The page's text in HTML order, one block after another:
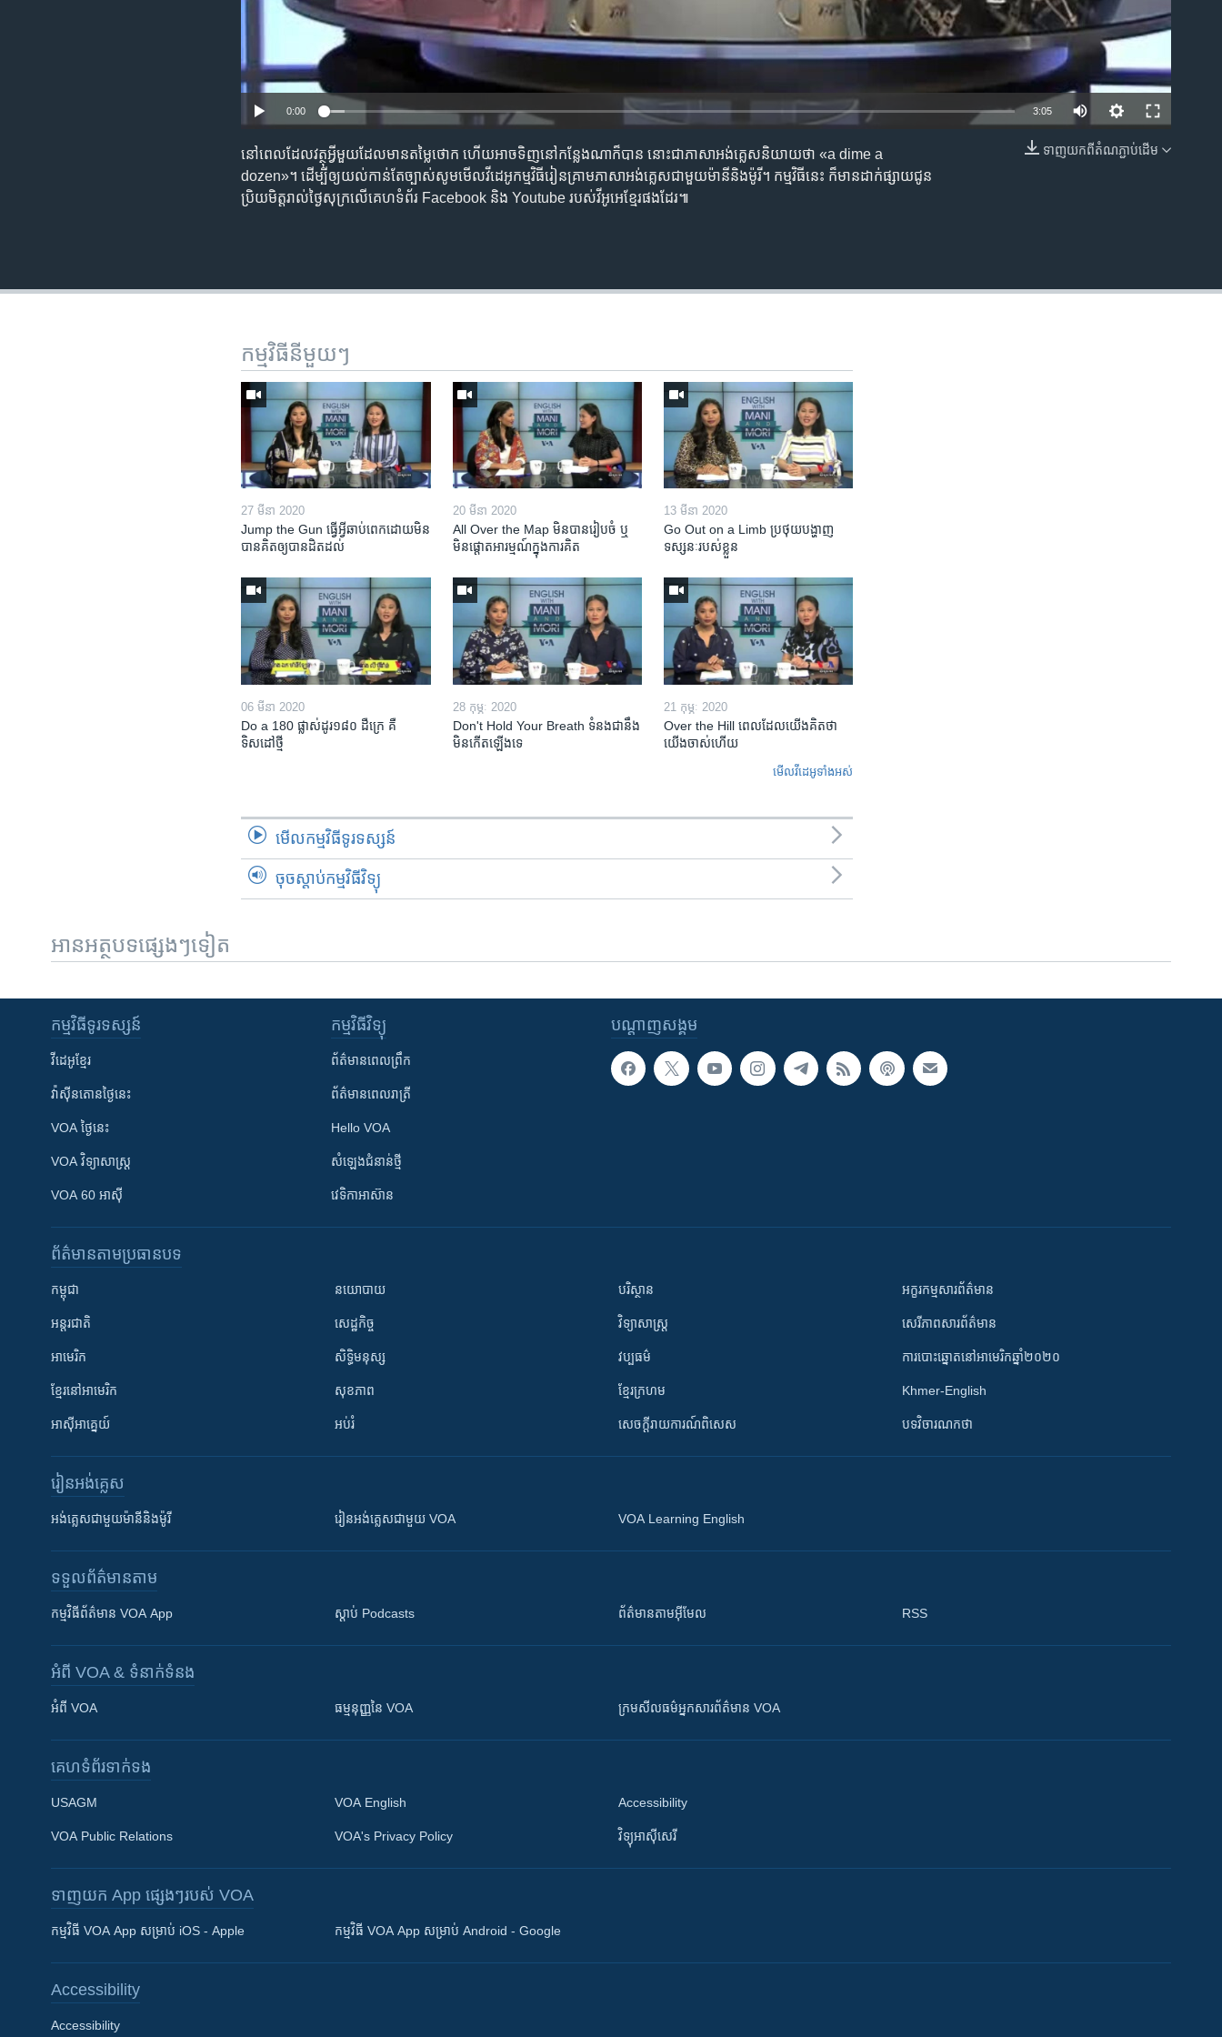
Khmer English
ភាសា
EMBED
0:00 3:05
ទាញ​យក​ពី​តំណភ្ជាប់​ដើម
នៅពេលដែល​វត្ថុ​អ្វី​មួយ​ដែល​មាន​តម្លៃ​ថោក ហើយ​អាច​ទិញ​នៅ​កន្លែង​ណា​ក៏បាន នោះ​ជា​ភាសា​អង់គ្លេស​និយាយ​ថា «a dime a
dozen»។ ដើម្បី​ឲ្យ​យល់​កាន់តែ​ច្បាស់​សូម​មើល​វីដេអូ​កម្មវិធី​រៀន​គ្រាម​ភាសា​អង់គ្លេស​ជាមួយ​ម៉ានី​និង​ម៉ូរី។ កម្មវិធី​នេះ ក៏​មាន​ដាក់​ផ្សាយ​ជូន​
ប្រិយមិត្ត​រាល់​ថ្ងៃសុក្រ​លើ​គេហទំព័រ Facebook និង Youtube របស់​វីអូអេ​ខ្មែរ​ផងដែរ៕
កម្មវិធី​នីមួយៗ
27 មីនា 2020
Jump the Gun ធ្វើ​អ្វី​ឆាប់ពេក​ដោយ​មិន​
បាន​គិត​ឲ្យ​បាន​ដិតដល់
20 មីនា 2020
All Over the Map មិន​បាន​រៀបចំ ឬ
មិន​ផ្តោត​អារម្មណ៍​ក្នុងការ​គិត
13 មីនា 2020
Go Out on a Limb ប្រថុយ​បង្ហាញ​
ទស្សនៈ​របស់​ខ្លួន
06 មីនា 2020
Do a 180 ផ្លាស់ដូរ១៨០ ដឺក្រេ គឺ
ទិសដៅថ្មី
28 កុម្ភៈ 2020
Don't Hold Your Breath ទំនងជា​នឹង​
មិន​កើត​ឡើង​ទេ
21 កុម្ភៈ 2020
Over the Hill ពេល​ដែល​យើង​គិត​ថា
យើង​ចាស់​ហើយ
មើល​វីដេអូ​ទាំង​អស់
មើល​កម្មវិធី​ទូរទស្សន៍
ចុចស្តាប់កម្មវិធីវិទ្យុ
អានអត្ថបទផ្សេងៗទៀត
បណ្តាញ​សង្គម
កម្មវិធី​ទូរទស្សន៍
វីដេអូ​ខ្មែរ
វ៉ាស៊ីនតោន​ថ្ងៃ​នេះ
VOA ថ្ងៃនេះ
VOA ​វិទ្យាសាស្ត្រ
VOA 60 អាស៊ី
កម្មវិធី​វិទ្យុ
ព័ត៌មាន​ពេល​ព្រឹក
ព័ត៌មាន​​ពេល​រាត្រី
Hello VOA
សំឡេង​ជំនាន់​ថ្មី
វេទិកា​អាស៊ាន
ព័ត៌មាន​តាមប្រធានបទ​
កម្ពុជា
អន្តរជាតិ
អាមេរិក
ខ្មែរ​នៅអាមេរិក
អាស៊ីអាគ្នេយ៍
នយោបាយ
សេដ្ឋកិច្ច
សិទ្ធិមនុស្ស
សុខភាព
អប់រំ
បរិស្ថាន
វិទ្យាសាស្រ្ត
វប្បធម៌
ខ្មែរក្រហម
សេចក្តីរាយការណ៍ពិសេស
អក្ខរកម្មសារព័ត៌មាន
សេរីភាពសារព័ត៌មាន
ការបោះឆ្នោតនៅអាមេរិកឆ្នាំ២០២០
Khmer-English
បទវិចារណកថា
រៀន​​អង់គ្លេស
អង់គ្លេស​ជាមួយ​ម៉ានី​និង​ម៉ូរី រៀន​​​​​​អង់គ្លេស​​ជាមួយ VOA VOA Learning English
ទទួល​ព័ត៌មាន​តាម
កម្មវិធី​ព័ត៌មាន VOA App ស្តាប់ Podcasts ព័ត៌មាន​តាម​អ៊ីមែល RSS
អំពី​ VOA & ទំនាក់ទំនង
អំពី​ VOA ធម្មនុញ្ញ​នៃ VOA ក្រម​​​សីលធម៌​​​អ្នក​​​សារព័ត៌មាន VOA
គេហទំព័រ​​ទាក់ទង
USAGM
VOA Public Relations
VOA English
VOA's Privacy Policy
Accessibility
វិទ្យុ​អាស៊ី​សេរី
ទាញយក​ App ផ្សេងៗ​របស់​ VOA
កម្មវិធី​ VOA App សម្រាប់ iOS - Apple កម្មវិធី​ VOA App សម្រាប់ Android - Google
Accessibility
Accessibility